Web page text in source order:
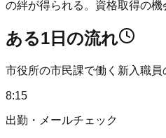
の絆が得られる。資格取得の機
ある1日の流れ
市役所の市民課で働く新入職員
8:15
出勤・メールチェック